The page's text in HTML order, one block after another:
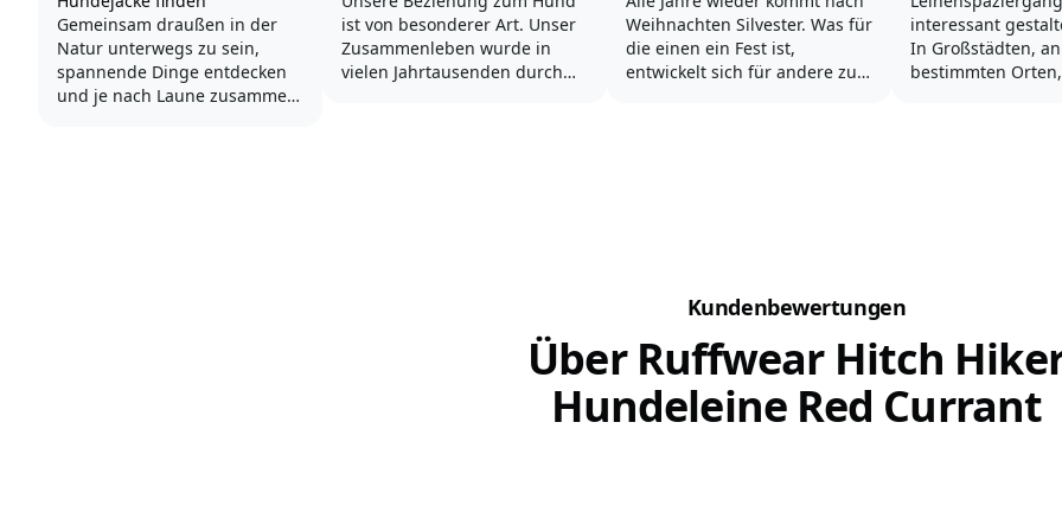
Gemeinsam draußen in der
Natur unterwegs zu sein,
spannende Dinge entdecken
und je nach Laune zusammen
ist von besonderer Art. Unser
Zusammenleben wurde in
vielen Jahrtausenden durch
Weihnachten Silvester. Was für
die einen ein Fest ist,
entwickelt sich für andere zur
interessant
In Großstädten, an
bestimmten
Kundenbewertungen
Über Ruffwear Hitch
Hundeleine Red Currant